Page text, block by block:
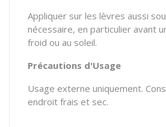
Appliquer sur les lèvres aussi
nécessaire, en particulier avant
froid ou au soleil.
Précautions d'Usage
Usage externe uniquement.
endroit frais et sec.